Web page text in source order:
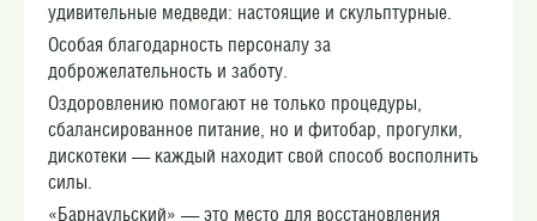
удивительные медведи: настоящие и скульптурные.
Особая благодарность персоналу за
доброжелательность и заботу.
Оздоровлению помогают не только процедуры,
сбалансированное питание, но и фитобар, прогулки,
дискотеки — каждый находит свой способ восполнить
силы.
«Барнаульский» — это место для восстановления